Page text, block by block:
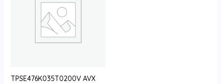
TPSE476K035T0200V AVX